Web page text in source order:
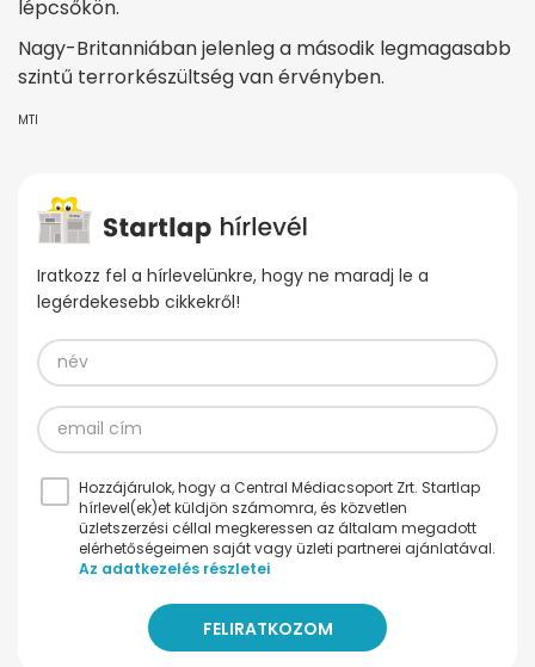
lépcsőkön.
Nagy-Britanniában jelenleg a második legmagasabb
szintű terrorkészültség van érvényben.
MTI
Iratkozz fel a hírlevelünkre, hogy ne maradj le a
legérdekesebb cikkekről!
Hozzájárulok, hogy a Central Médiacsoport Zrt. Startlap
hírlevel(ek)et küldjön számomra, és közvetlen
üzletszerzési céllal megkeressen az általam megadott
elérhetőségeimen saját vagy üzleti partnerei ajánlatával.
Az adatkezelés részletei